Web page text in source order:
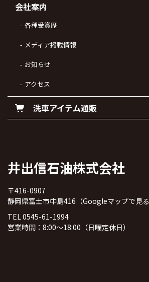
会社案内
各種受賞歴
メディア掲載情報
お知らせ
アクセス
洗車アイテム通販
井出信石油株式会社
〒416-0907
静岡県富士市中島416（Googleマップで見る
TEL 0545-61-1994
営業時間：8:00～18:00（日曜定休日）